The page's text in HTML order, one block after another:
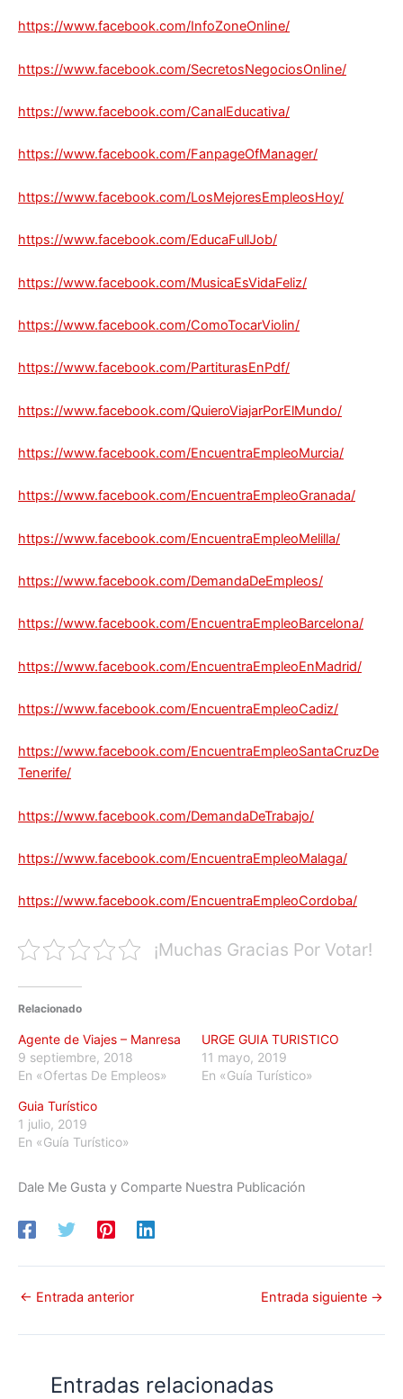
https://www.facebook.com/InfoZoneOnline/
https://www.facebook.com/SecretosNegociosOnline/
https://www.facebook.com/CanalEducativa/
https://www.facebook.com/FanpageOfManager/
https://www.facebook.com/LosMejoresEmpleosHoy/
https://www.facebook.com/EducaFullJob/
https://www.facebook.com/MusicaEsVidaFeliz/
https://www.facebook.com/ComoTocarViolin/
https://www.facebook.com/PartiturasEnPdf/
https://www.facebook.com/QuieroViajarPorElMundo/
https://www.facebook.com/EncuentraEmpleoMurcia/
https://www.facebook.com/EncuentraEmpleoGranada/
https://www.facebook.com/EncuentraEmpleoMelilla/
https://www.facebook.com/DemandaDeEmpleos/
https://www.facebook.com/EncuentraEmpleoBarcelona/
https://www.facebook.com/EncuentraEmpleoEnMadrid/
https://www.facebook.com/EncuentraEmpleoCadiz/
https://www.facebook.com/EncuentraEmpleoSantaCruzDe
Tenerife/
https://www.facebook.com/DemandaDeTrabajo/
https://www.facebook.com/EncuentraEmpleoMalaga/
https://www.facebook.com/EncuentraEmpleoCordoba/
¡Muchas Gracias Por Votar!
Relacionado
Agente de Viajes – Manresa
9 septiembre, 2018
En «Ofertas De Empleos»
URGE GUIA TURISTICO
11 mayo, 2019
En «Guía Turístico»
Guia Turístico
1 julio, 2019
En «Guía Turístico»
Dale Me Gusta y Comparte Nuestra Publicación
← Entrada anterior Entrada siguiente →
Entradas relacionadas